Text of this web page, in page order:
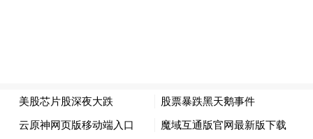
“特别声明：以上作品内容(包括在内的视频、图片或音
频)为凤凰网旗下自媒体平台“大风号”用户上传并发